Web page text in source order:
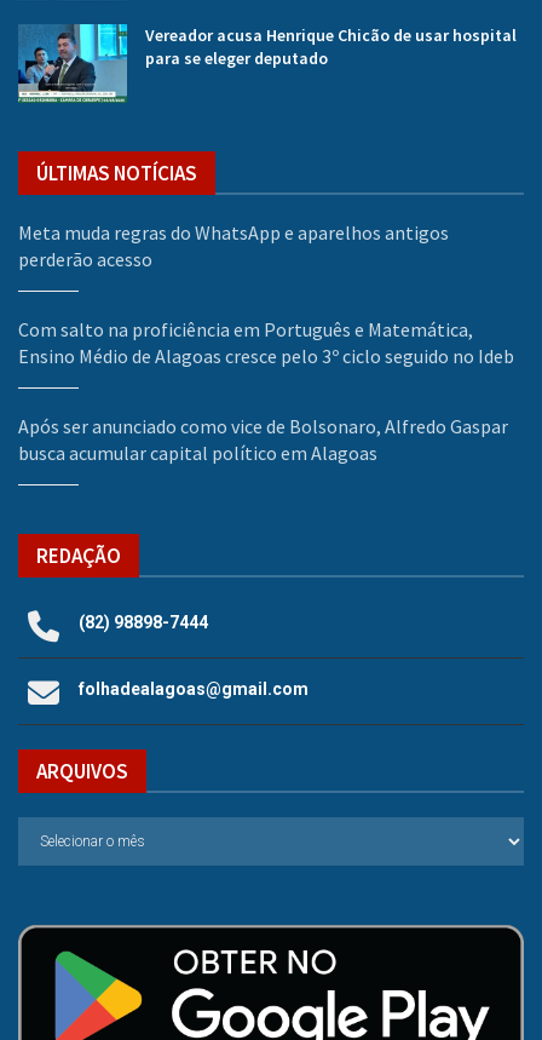
Vereador acusa Henrique Chicão de usar hospital
para se eleger deputado
ÚLTIMAS NOTÍCIAS
Meta muda regras do WhatsApp e aparelhos antigos
perderão acesso
Com salto na proficiência em Português e Matemática,
Ensino Médio de Alagoas cresce pelo 3º ciclo seguido no Ideb
Após ser anunciado como vice de Bolsonaro, Alfredo Gaspar
busca acumular capital político em Alagoas
REDAÇÃO
(82) 98898-7444
folhadealagoas@gmail.com
ARQUIVOS